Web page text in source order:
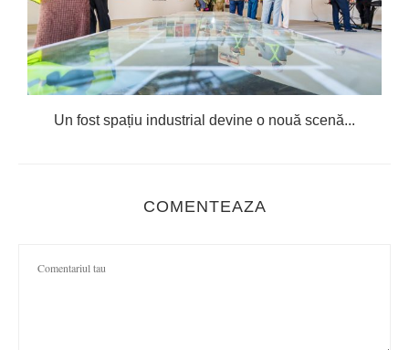
Un fost spațiu industrial devine o nouă scenă...
COMENTEAZA